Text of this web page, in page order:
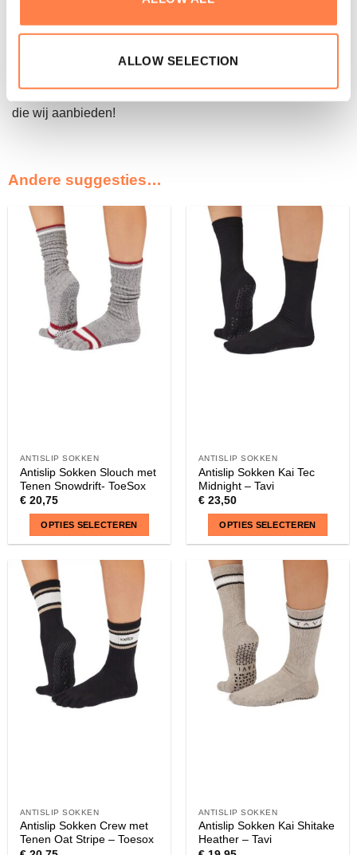
ALLOW SELECTION
te ondersteunen.
sokken die je zocht? Bekijkhier de andere antislip sokken
die wij aanbieden!
Andere suggesties…
ANTISLIP SOKKEN
Antislip Sokken Slouch met
Tenen Snowdrift- ToeSox
€20,75
OPTIES SELECTEREN
product
heeft
meerdere
variaties.
Deze
optie
gekozen
worden
ANTISLIP SOKKEN
Antislip Sokken Kai Tec
Midnight – Tavi
€23,50
OPTIES SELECTEREN
product
heeft
meerdere
variaties.
Deze
gekozen
worden
ANTISLIP SOKKEN
Antislip Sokken Crew met
Tenen Oat Stripe – Toesox
ANTISLIP SOKKEN
Antislip Sokken Kai Shitake
Heather – Tavi